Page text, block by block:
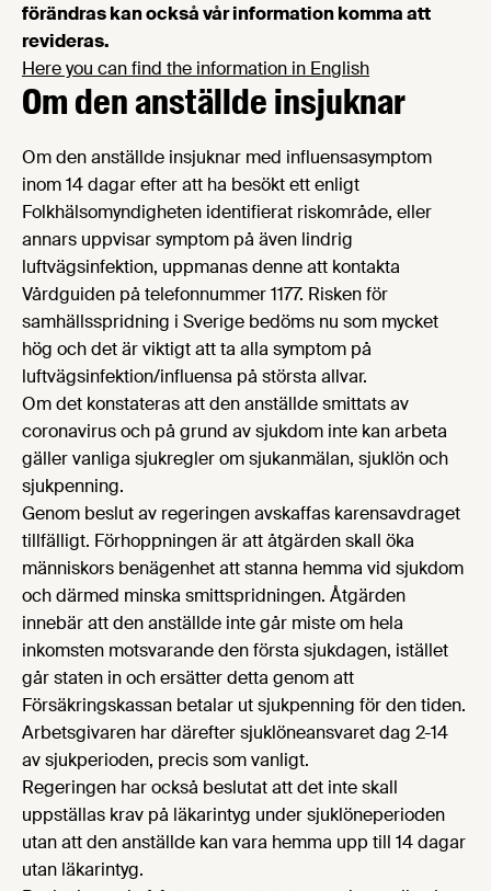
förändras kan också vår information komma att
revideras.
Here you can find the information in English
Om den anställde insjuknar
Om den anställde insjuknar med influensasymptom
inom 14 dagar efter att ha besökt ett enligt
Folkhälsomyndigheten identifierat riskområde, eller
annars uppvisar symptom på även lindrig
luftvägsinfektion, uppmanas denne att kontakta
Vårdguiden på telefonnummer 1177. Risken för
samhällsspridning i Sverige bedöms nu som mycket
hög och det är viktigt att ta alla symptom på
luftvägsinfektion/influensa på största allvar.
Om det konstateras att den anställde smittats av
coronavirus och på grund av sjukdom inte kan arbeta
gäller vanliga sjukregler om sjukanmälan, sjuklön och
sjukpenning.
Genom beslut av regeringen avskaffas karensavdraget
tillfälligt. Förhoppningen är att åtgärden skall öka
människors benägenhet att stanna hemma vid sjukdom
och därmed minska smittspridningen. Åtgärden
innebär att den anställde inte går miste om hela
inkomsten motsvarande den första sjukdagen, istället
går staten in och ersätter detta genom att
Försäkringskassan betalar ut sjukpenning för den tiden.
Arbetsgivaren har därefter sjuklöneansvaret dag 2-14
av sjukperioden, precis som vanligt.
Regeringen har också beslutat att det inte skall
uppställas krav på läkarintyg under sjuklöneperioden
utan att den anställde kan vara hemma upp till 14 dagar
utan läkarintyg.